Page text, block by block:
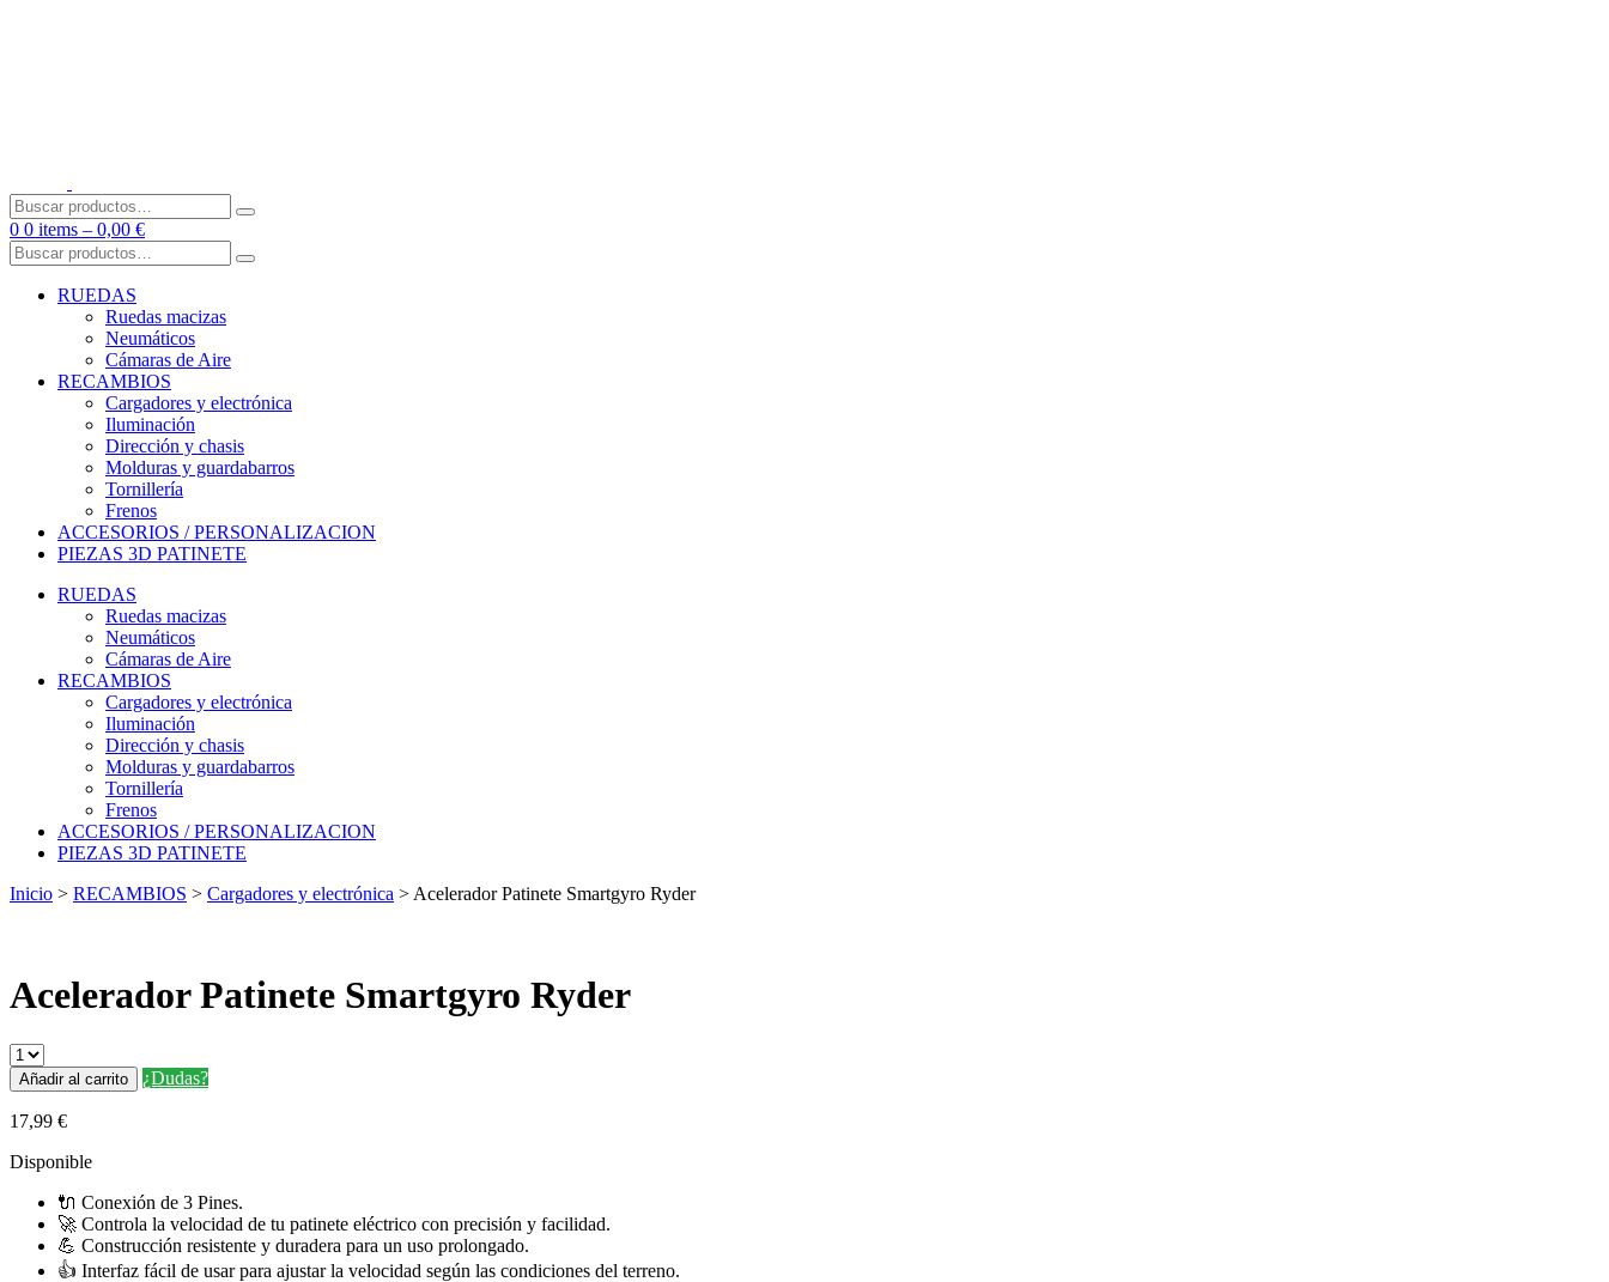
Buscar
por:
0 0 items – 0,00 €
Buscar
por:
RUEDAS
Ruedas macizas
Neumáticos
Cámaras de Aire
RECAMBIOS
Cargadores y electrónica
Iluminación
Dirección y chasis
Molduras y guardabarros
Tornillería
Frenos
ACCESORIOS / PERSONALIZACION
PIEZAS 3D PATINETE
RUEDAS
Ruedas macizas
Neumáticos
Cámaras de Aire
RECAMBIOS
Cargadores y electrónica
Iluminación
Dirección y chasis
Molduras y guardabarros
Tornillería
Frenos
ACCESORIOS / PERSONALIZACION
PIEZAS 3D PATINETE
Inicio > RECAMBIOS > Cargadores y electrónica > Acelerador Patinete Smartgyro Ryder
Acelerador Patinete Smartgyro Ryder
Añadir al carrito ¿Dudas?
17,99 €
Disponible
🔌 Conexión de 3 Pines.
🚀 Controla la velocidad de tu patinete eléctrico con precisión y facilidad.
💪 Construcción resistente y duradera para un uso prolongado.
👍 Interfaz fácil de usar para ajustar la velocidad según las condiciones del terreno.